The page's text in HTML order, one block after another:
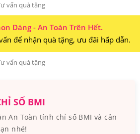
vấn quà tặng
Dáng - An Toàn Trên Hết.
để nhận quà tặng, ưu đãi hấp dẫn.
vấn quà tặng
SỐ BMI
An Toàn tính chỉ số BMI và cân
nhé!